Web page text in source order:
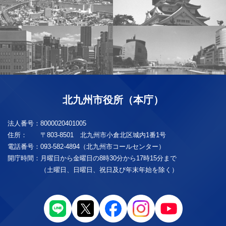
北九州市役所（本庁）
法人番号： 8000020401005
住所：
〒803-8501 北九州市小倉北区城内1番1号
電話番号： 093-582-4894（北九州市コールセンター）
開庁時間： 月曜日から金曜日の8時30分から17時15分まで
（土曜日、日曜日、祝日及び年末年始を除く）